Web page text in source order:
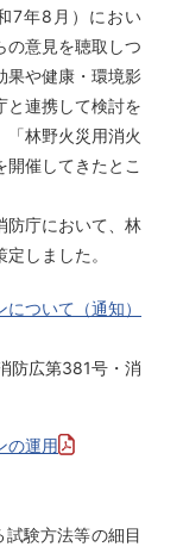
7年8月）におい
の意見を聴取しつ
果や健康・環境影
と連携して検討を
「林野火災用消火
催してきたとこ
防庁において、林
しました。
ついて（通知）
防広第381号・消
の運用
験方法等の細目